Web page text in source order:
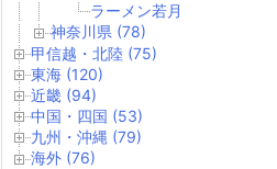
ラーメン若月
神奈川県 (78)
甲信越・北陸 (75)
東海 (120)
近畿 (94)
中国・四国 (53)
九州・沖縄 (79)
海外 (76)